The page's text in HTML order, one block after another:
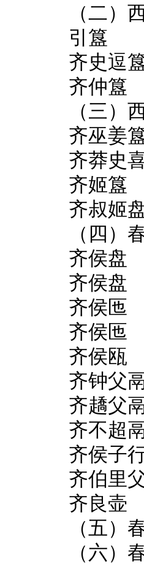
（二）
引簋
齐史逗
齐仲簋
（三）
齐巫姜
齐莽史
齐姬簋
齐叔姬
（四）
齐侯盘
齐侯盘
齐侯匜
齐侯匜
齐侯瓯
齐钟父
齐趫父
齐不超
齐侯子
齐伯里
齐良壶
（五）
（六）